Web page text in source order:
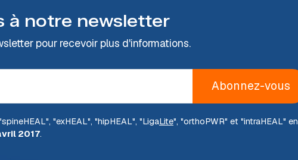
à notre newsletter
pour recevoir plus d'informations.
Abonnez-vous
HEAL", "exHEAL", "hipHEAL", "LigaLite", "orthoPWR" et "intraHEAL" en
2017.